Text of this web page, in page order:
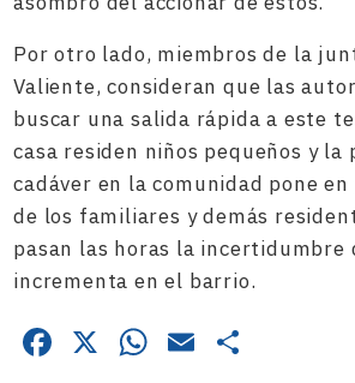
Por otro lado, miembros de la
Valiente, consideran que las
buscar una salida rápida a este
casa residen niños pequeños y la
cadáver en la comunidad pone
de los familiares y demás
pasan las horas la incertidumbre
incrementa en el barrio.
Facebook
X WhatsApp
Email